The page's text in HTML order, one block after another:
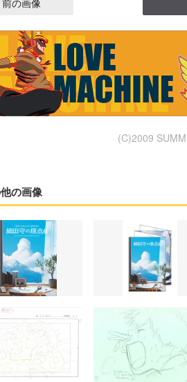
前の画像
(C)2009
の画像